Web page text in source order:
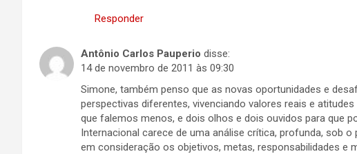
Responder
Antônio Carlos Pauperio disse:
14 de novembro de 2011 às 09:30
Simone, também penso que as novas oportunidades e
perspectivas diferentes, vivenciando valores reais e
que falemos menos, e dois olhos e dois ouvidos para que
Internacional carece de uma análise crítica, profunda, sob
em consideração os objetivos, metas, responsabilidades e